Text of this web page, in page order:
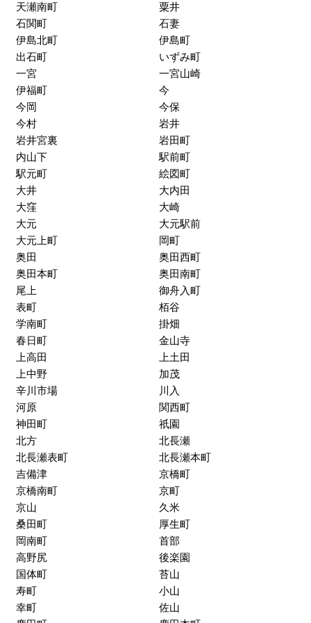
天瀬南町
粟井
石関町
石妻
伊島北町
伊島町
出石町
いずみ町
一宮
一宮山崎
伊福町
今
今岡
今保
今村
岩井
岩井宮裏
岩田町
内山下
駅前町
駅元町
絵図町
大井
大内田
大窪
大崎
大元
大元駅前
大元上町
岡町
奥田
奥田西町
奥田本町
奥田南町
尾上
御舟入町
表町
栢谷
学南町
掛畑
春日町
金山寺
上高田
上土田
上中野
加茂
辛川市場
川入
河原
関西町
神田町
祇園
北方
北長瀬
北長瀬表町
北長瀬本町
吉備津
京橋町
京橋南町
京町
京山
久米
桑田町
厚生町
岡南町
首部
高野尻
後楽園
国体町
苔山
寿町
小山
幸町
佐山